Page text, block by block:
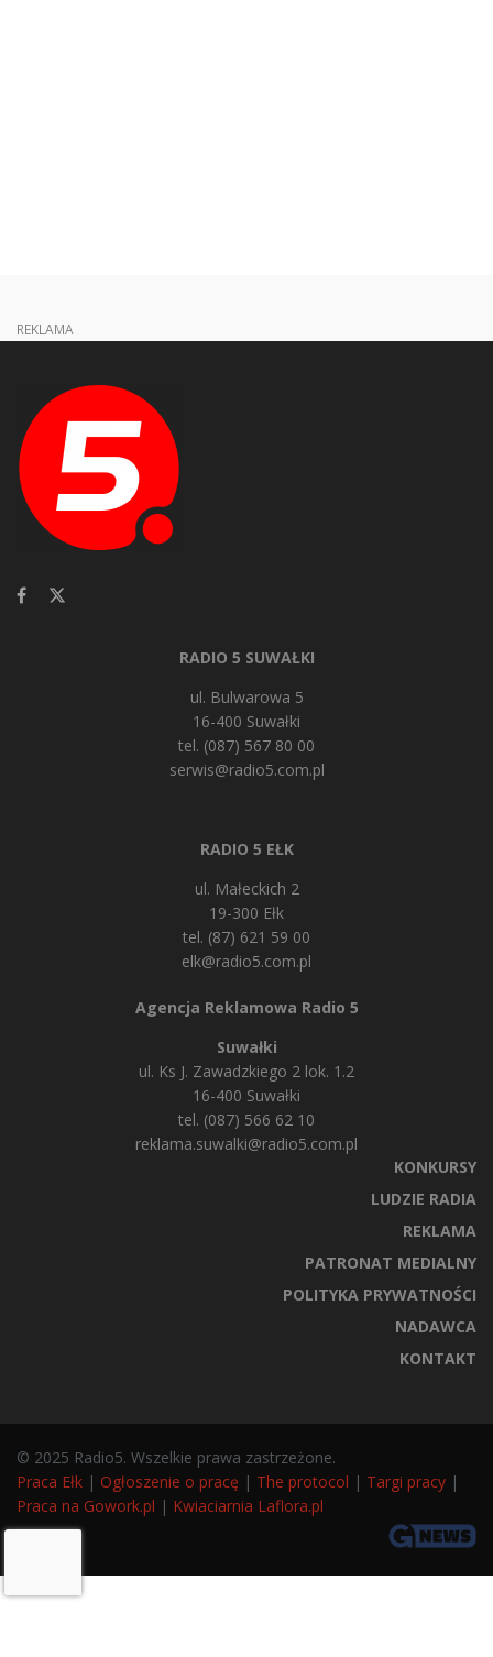
REKLAMA
RADIO 5 SUWAŁKI
ul. Bulwarowa 5
16-400 Suwałki
tel. (087) 567 80 00
serwis@radio5.com.pl
RADIO 5 EŁK
ul. Małeckich 2
19-300 Ełk
tel. (87) 621 59 00
elk@radio5.com.pl
Agencja Reklamowa Radio 5
Suwałki
ul. Ks J. Zawadzkiego 2 lok. 1.2
16-400 Suwałki
tel. (087) 566 62 10
reklama.suwalki@radio5.com.pl
KONKURSY
LUDZIE RADIA
REKLAMA
PATRONAT MEDIALNY
POLITYKA PRYWATNOŚCI
NADAWCA
KONTAKT
© 2025 Radio5. Wszelkie prawa zastrzeżone.
Praca Ełk | Ogłoszenie o pracę | The protocol | Targi pracy |
Praca na Gowork.pl | Kwiaciarnia Laflora.pl